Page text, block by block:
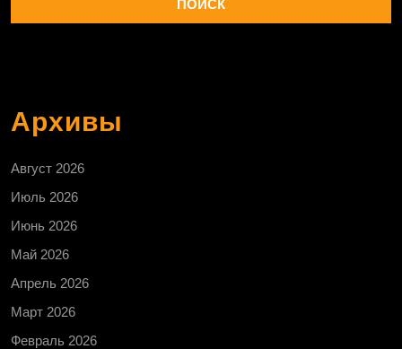
Архивы
Август 2026
Июль 2026
Июнь 2026
Май 2026
Апрель 2026
Март 2026
Февраль 2026